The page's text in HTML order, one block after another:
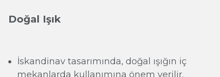
Doğal Işık
İskandinav tasarımında, doğal ışığın iç
mekanlarda kullanımına önem verilir.